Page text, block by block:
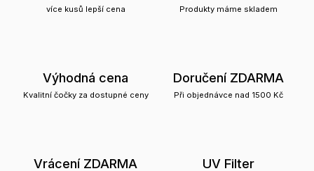
více kusů lepší cena Produkty máme skladem
Výhodná cena
Kvalitní čočky za dostupné ceny
Doručení ZDARMA
Při objednávce nad 1500 Kč
Vrácení ZDARMA UV Filter